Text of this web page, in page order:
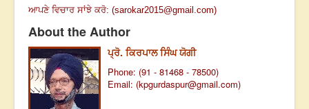
ਆਪਣੇ ਵਿਚਾਰ ਸਾਂਝੇ ਕਰੋ: (sarokar2015@gmail.com)
About the Author
ਪ੍ਰੋ. ਕਿਰਪਾਲ ਸਿੰਘ ਯੋਗੀ
Phone: (91 - 81468 - 78500)
Email: (kpgurdaspur@gmail.com)